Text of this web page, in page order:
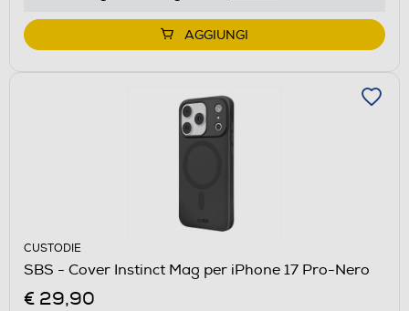
AGGIUNGI
CUSTODIE
SBS - Cover Instinct Mag per iPhone 17 Pro-Nero
€ 29,90